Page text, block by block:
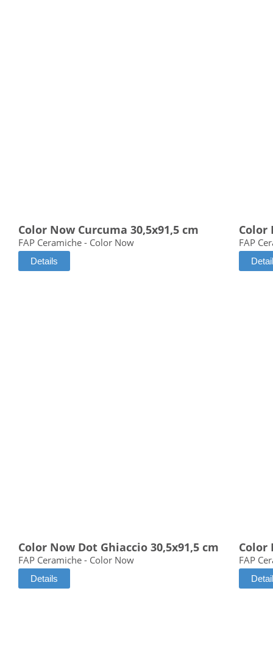
Color Now Curcuma 30,5x91,5 cm
FAP Ceramiche - Color Now
Details
Color
FAP
Color Now Dot Ghiaccio 30,5x91,5 cm
FAP Ceramiche - Color Now
Details
Color
FAP